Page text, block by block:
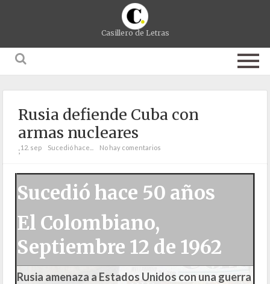
Casillero de Letras
Rusia defiende Cuba con
armas nucleares
;12. sep Sucedió hace... No hay comentarios
Sucedió hace 50 años
El Colombiano,
Septiembre 12 de 1962
Rusia amenaza a Estados Unidos con una guerra